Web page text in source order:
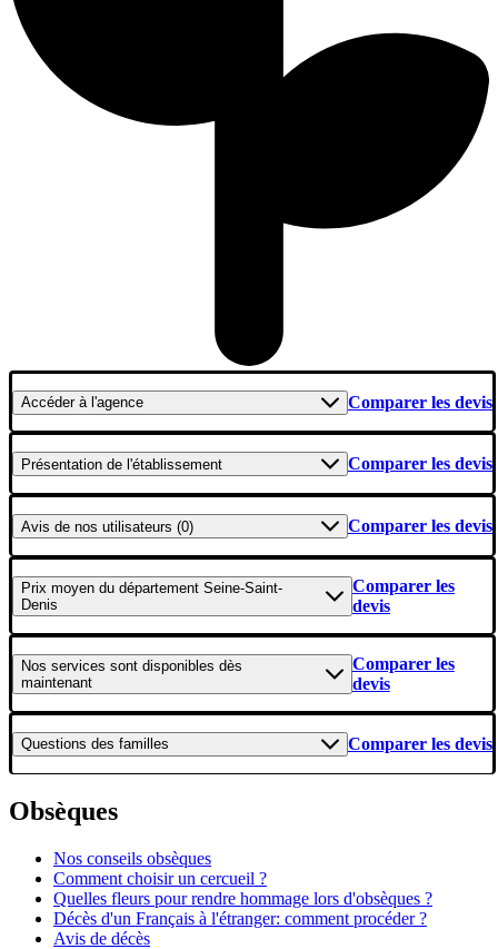
Accéderà l'agence Comparer les devis
Présentation de l'établissement Comparer les devis
Avis de nos utilisateurs (0) Comparer les devis
Prix moyen du département Seine-Saint-
Denis
Comparer les
devis
Nos services sont disponibles dès
maintenant
Comparer les
devis
Questions des familles Comparer les devis
Obsèques
Nos conseils obsèques
Comment choisir un cercueil ?
Quelles fleurs pour rendre hommage lors d'obsèques ?
Décès d'un Français à l'étranger: comment procéder ?
Avis de décès